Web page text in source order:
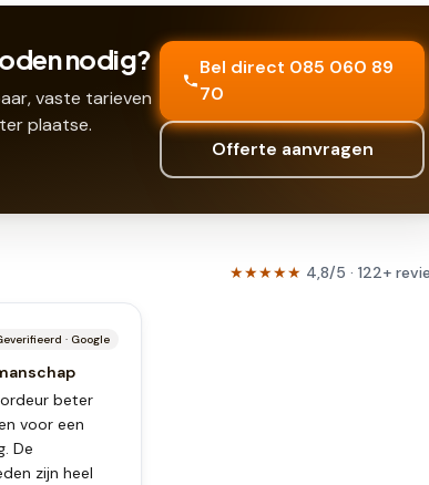
nodig?
vaste tarieven
plaatse.
Bel direct 085 060 89
70
Offerte aanvragen
★★★★★ 4,8/5 · 122+
· Google
beter
voor een
De
zijn heel